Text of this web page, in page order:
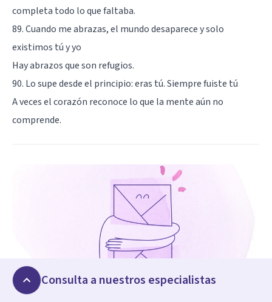
completa todo lo que faltaba.
89. Cuando me abrazas, el mundo desaparece y solo
existimos tú y yo
Hay abrazos que son refugios.
90. Lo supe desde el principio: eras tú. Siempre fuiste tú
A veces el corazón reconoce lo que la mente aún no
comprende.
NEWSLETTER PYM
Consulta a nuestros especialistas